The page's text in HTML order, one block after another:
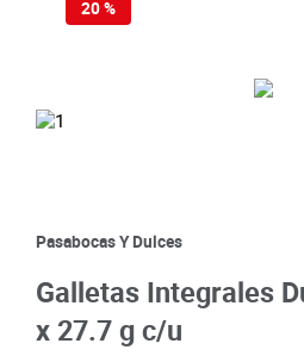
10. papa
20 %
Pasabocas Y Dulces
Galletas Integrales
x 27.7 g c/u